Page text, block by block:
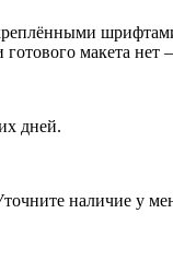
макета
дней.
наличие у